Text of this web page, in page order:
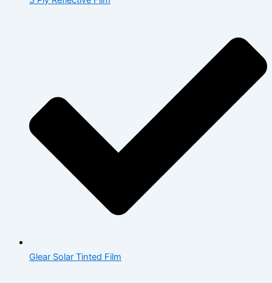
Glear Solar Tinted Film